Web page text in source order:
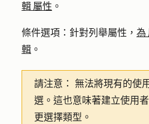
輯 屬性 。
條件選項 ：針對列舉屬性， 為
輯 。
請注意：
無法將現有的使
選。這也意味著建立使用
更選擇類型。